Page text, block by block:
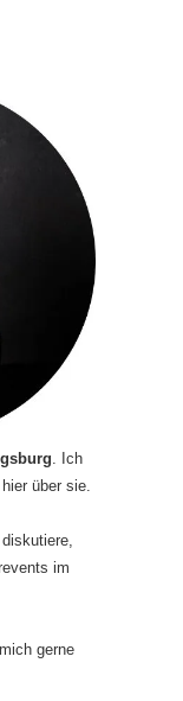
. Ich
über sie.
im
gerne